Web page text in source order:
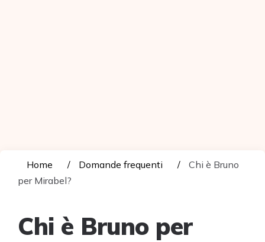
Home Domande frequenti
Chi è Bruno
per Mirabel?
Chi è Bruno per